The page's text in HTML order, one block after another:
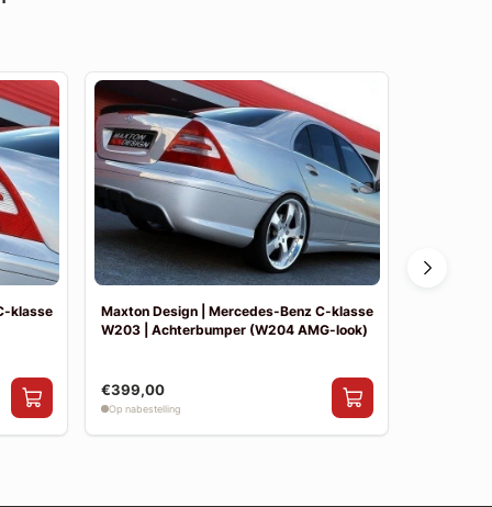
klasse
Maxton Design | Mercedes-Benz C-klasse
W203 | Achterbumper (W204 AMG-look)
€399,00
Op nabestelling